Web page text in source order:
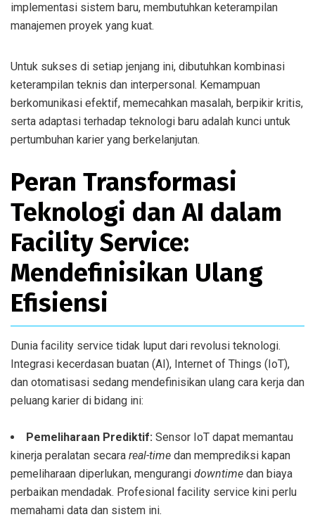
implementasi sistem baru, membutuhkan keterampilan
manajemen proyek yang kuat.
Untuk sukses di setiap jenjang ini, dibutuhkan kombinasi
keterampilan teknis dan interpersonal. Kemampuan
berkomunikasi efektif, memecahkan masalah, berpikir kritis,
serta adaptasi terhadap teknologi baru adalah kunci untuk
pertumbuhan karier yang berkelanjutan.
Peran Transformasi
Teknologi dan AI dalam
Facility Service:
Mendefinisikan Ulang
Efisiensi
Dunia facility service tidak luput dari revolusi teknologi.
Integrasi kecerdasan buatan (AI), Internet of Things (IoT),
dan otomatisasi sedang mendefinisikan ulang cara kerja dan
peluang karier di bidang ini:
Pemeliharaan Prediktif: Sensor IoT dapat memantau
kinerja peralatan secara real-time dan memprediksi kapan
pemeliharaan diperlukan, mengurangi downtime dan biaya
perbaikan mendadak. Profesional facility service kini perlu
memahami data dan sistem ini.